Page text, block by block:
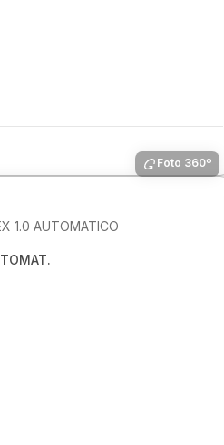
Foto 360º
1.0 AUTOMATICO